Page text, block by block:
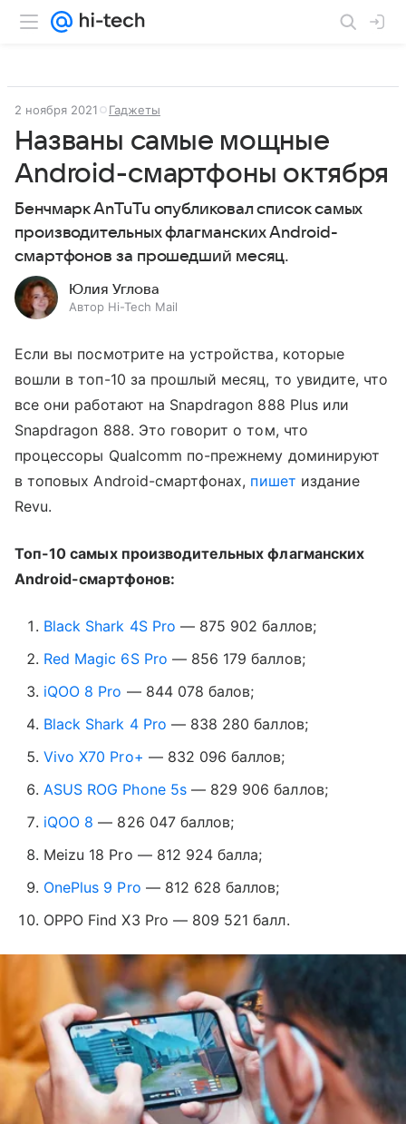
2 ноября 2021 Гаджеты
Названы самые мощные
Android-смартфоны октября
Бенчмарк AnTuTu опубликовал список самых
производительных флагманских Android-
смартфонов за прошедший месяц.
Юлия Углова
Автор Hi-Tech Mail
Если вы посмотрите на устройства, которые
вошли в топ-10 за прошлый месяц, то увидите, что
все они работают на Snapdragon 888 Plus или
Snapdragon 888. Это говорит о том, что
процессоры Qualcomm по-прежнему доминируют
в топовых Android-смартфонах, пишет издание
Revu.
Топ-10 самых производительных флагманских
Android-смартфонов:
Black Shark 4S Pro — 875 902 баллов;
Red Magic 6S Pro —856 179 баллов;
iQOO 8 Pro —844 078 балов;
Black Shark 4 Pro —838 280 баллов;
Vivo X70 Pro+ —832 096 баллов;
ASUS ROG Phone 5s —829 906 баллов;
iQOO 8 — 826 047 баллов;
Meizu 18 Pro —812 924 балла;
OnePlus 9 Pro —812 628 баллов;
OPPO Find X3 Pro —809 521 балл.